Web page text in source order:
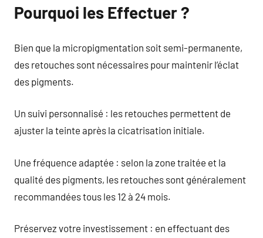
Pourquoi les Effectuer ?
Bien que la micropigmentation soit semi-permanente,
des retouches sont nécessaires pour maintenir l’éclat
des pigments.
Un suivi personnalisé : les retouches permettent de
ajuster la teinte après la cicatrisation initiale.
Une fréquence adaptée : selon la zone traitée et la
qualité des pigments, les retouches sont généralement
recommandées tous les 12 à 24 mois.
Préservez votre investissement : en effectuant des